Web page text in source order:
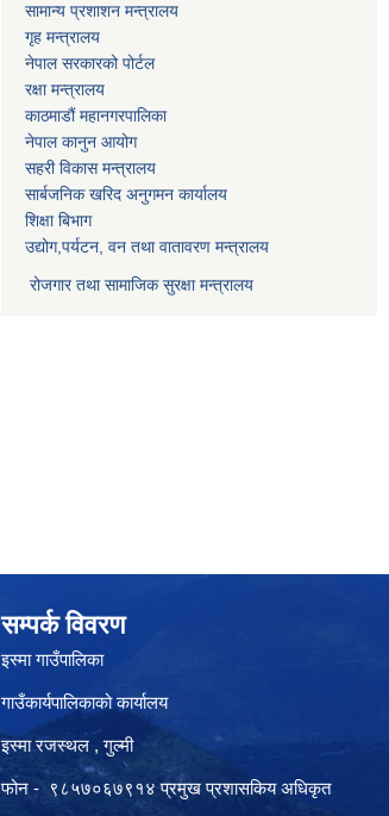
सामान्य प्रशाशन मन्त्रालय
गृह मन्त्रालय
नेपाल सरकारको पोर्टल
रक्षा मन्त्रालय
काठमाडौं महानगरपालिका
नेपाल कानुन आयोग
सहरी विकास मन्त्रालय
सार्बजनिक खरिद अनुगमन कार्यालय
शिक्षा बिभाग
उद्योग,पर्यटन, वन तथा वातावरण मन्त्रालय
रोजगार तथा सामाजिक सुरक्षा मन्त्रालय
सम्पर्क विवरण
इस्मा गाउँपालिका
गाउँकार्यपालिकाको कार्यालय
इस्मा रजस्थल , गुल्मी
फोन - ९८५७०६७९१४ प्रमुख प्रशासकिय अधिकृत